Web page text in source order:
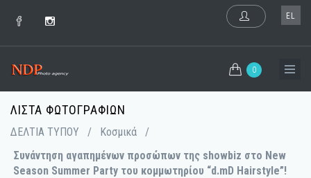
EL
0
ΛΊΣΤΑ ΦΩΤΟΓΡΑΦΙΏΝ
ΔΕΛΤΙΑ ΤΥΠΟΥ / Κοσμικά
/
Συνάντηση αγαπημένων προσώπων της showbiz στο New
Season Summer Party του κομμωτηρίου “d.mD Hairstyle”!